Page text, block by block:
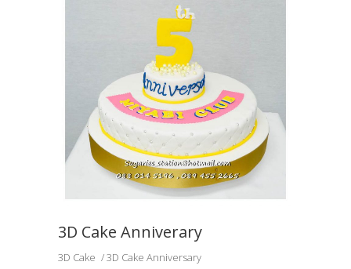
3D Cake Anniverary
3D Cake 3D Cake Anniversary